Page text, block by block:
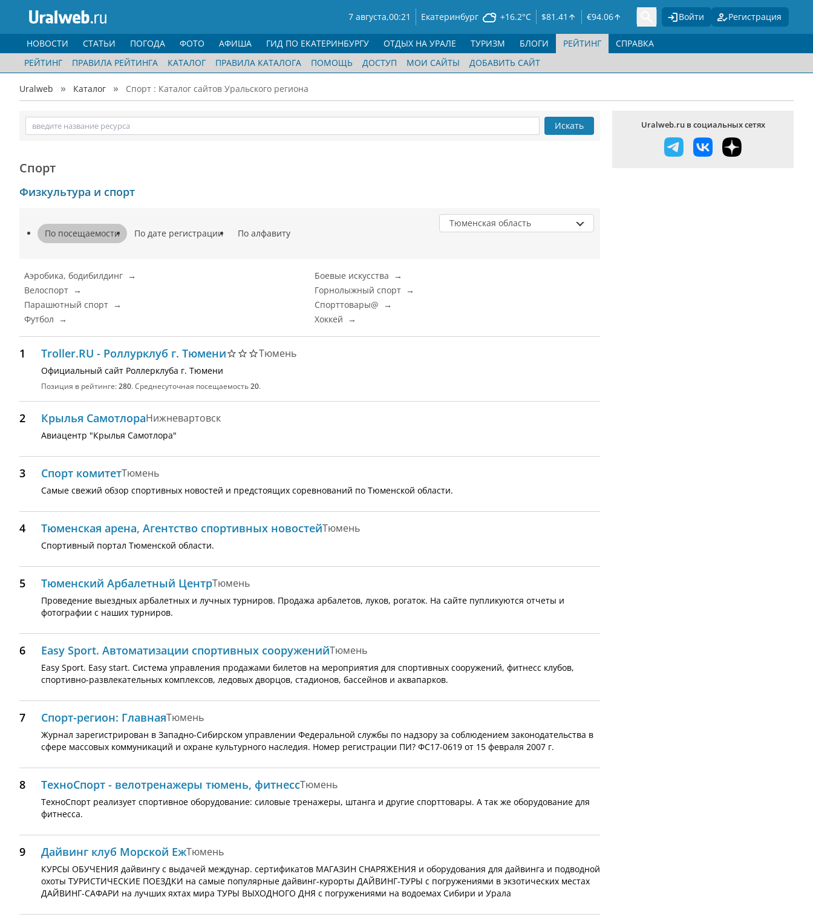
7 августа,00:21 Екатеринбург +16.2°C $81.41 €94.06 Войти Регистрация
НОВОСТИ СТАТЬИ ПОГОДА ФОТО АФИША ГИД ПО ЕКАТЕРИНБУРГУ ОТДЫХ НА УРАЛЕ ТУРИЗМ БЛОГИ
РЕЙТИНГ
РЕЙТИНГ
ПРАВИЛА РЕЙТИНГА КАТАЛОГ ПРАВИЛА КАТАЛОГА ПОМОЩЬ ДОСТУП МОИ САЙТЫ ДОБАВИТЬ САЙТ
СПРАВКА
Uralweb Каталог Спорт : Каталог сайтов Уральского региона
Искать
Спорт
Физкультура и спорт
По посещаемости По дате регистрации По алфавиту
Тюменская область
Аэробика, бодибилдинг →
Боевые искусства →
Велоспорт →
Горнолыжный спорт →
Парашютный спорт →
Спорттовары@ →
Футбол →
Хоккей →
1 Troller.RU - Роллурклуб г. Тюмени Тюмень
Официальный сайт Роллерклуба г. Тюмени
Позиция в рейтинге:280. Среднесуточная посещаемость20.
2 Крылья СамотлораНижневартовск
Авиацентр "Крылья Самотлора"
3 Спорт комитетТюмень
Самые свежий обзор спортивных новостей и предстоящих соревнований по Тюменской области.
4 Тюменская арена, Агентство спортивных новостейТюмень
Спортивный портал Тюменской области.
5 Тюменский Арбалетный ЦентрТюмень
Проведение выездных арбалетных и лучных турниров. Продажа арбалетов, луков, рогаток. На сайте пупликуются отчеты и
фотографии с наших турниров.
6 Easy Sport. Автоматизации спортивных сооруженийТюмень
Easy Sport. Easy start. Система управления продажами билетов на мероприятия для спортивных сооружений, фитнесс клубов,
спортивно-развлекательных комплексов, ледовых дворцов, стадионов, бассейнов и аквапарков.
7 Спорт-регион: ГлавнаяТюмень
Журнал зарегистрирован в Западно-Сибирском управлении Федеральной службы по надзору за соблюдением законодательства в
сфере массовых коммуникаций и охране культурного наследия. Номер регистрации ПИ? ФС17-0619 от 15 февраля 2007 г.
8 ТехноСпорт - велотренажеры тюмень, фитнессТюмень
ТехноСпорт реализует спортивное оборудование: силовые тренажеры, штанга и другие спорттовары. А так же оборудование для
фитнесса.
9 Дайвинг клуб Морской ЕжТюмень
КУРСЫ ОБУЧЕНИЯ дайвингу с выдачей междунар. сертификатов МАГАЗИН СНАРЯЖЕНИЯ и оборудования для дайвинга и подводной
охоты ТУРИСТИЧЕСКИЕ ПОЕЗДКИ на самые популярные дайвинг-курорты ДАЙВИНГ-ТУРЫ с погружениями в экзотических местах
ДАЙВИНГ-САФАРИ на лучших яхтах мира ТУРЫ ВЫХОДНОГО ДНЯ с погружениями на водоемах Сибири и Урала
Uralweb.ru в социальных сетях